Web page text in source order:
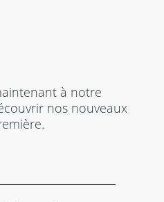
à notre
nos nouveaux